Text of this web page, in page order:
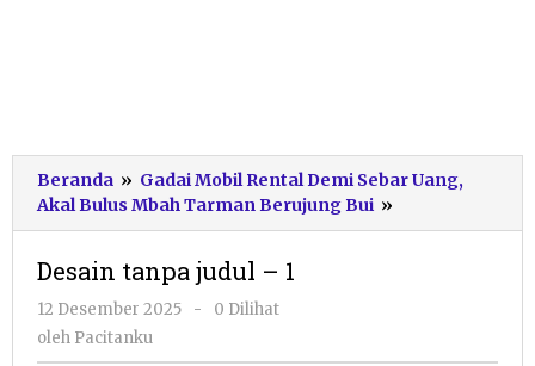
Beranda » Gadai Mobil Rental Demi Sebar Uang,
Akal Bulus Mbah Tarman Berujung Bui »
tanpa
Desain tanpa judul – 1
12 Desember 2025
oleh
-
0 Dilihat
oleh Pacitanku